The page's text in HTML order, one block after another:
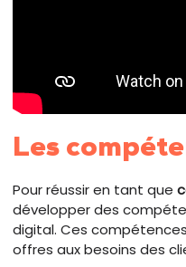
Les
Pour réussir en tant que
développer des
digital. Ces
offres aux besoins des